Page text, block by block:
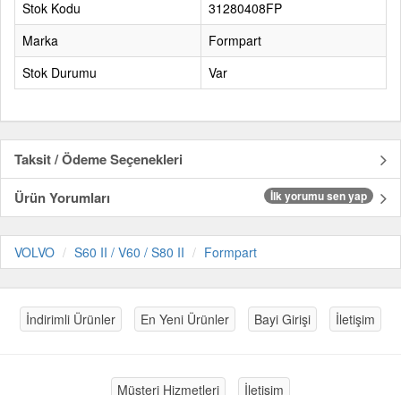
Stok Kodu
31280408FP
Marka
Formpart
Stok Durumu
Var
Taksit / Ödeme Seçenekleri
Ürün Yorumları
İlk yorumu sen yap
VOLVO S60 II / V60 / S80 II Formpart
İndirimli Ürünler En Yeni Ürünler Bayi Girişi İletişim
Müşteri Hizmetleri İletişim